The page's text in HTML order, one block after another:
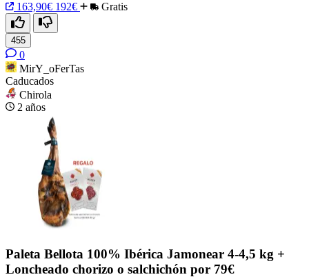
163,90€ 192€ Gratis
455
0
MirY_oFerTas
Caducados
Chirola
2 años
Paleta Bellota 100% Ibérica Jamonear 4-4,5 kg +
Loncheado chorizo o salchichón por 79€